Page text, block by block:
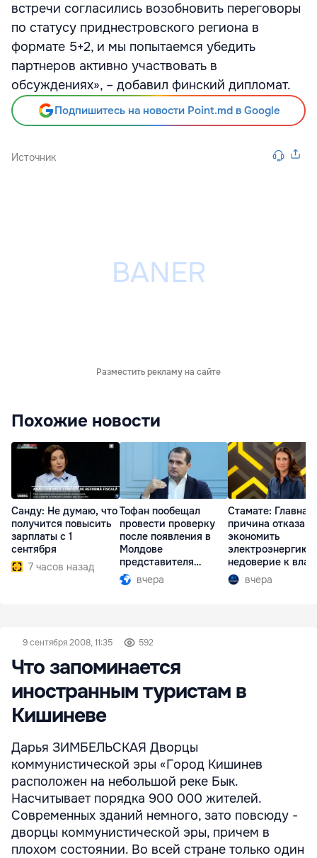
встречи согласились возобновить переговоры
по статусу приднестровского региона в
формате 5+2, и мы попытаемся убедить
партнеров активно участвовать в
обсуждениях», – добавил финский дипломат.
Подпишитесь на новости Point.md в Google
Источник
Разместить рекламу на сайте
Похожие новости
Санду: Не думаю, что
получится повысить
зарплаты с 1
сентября
7 часов назад
Тофан пообещал
провести проверку
после появления в
Молдове
представителя
Южной Осетии
вчера
Стамате: Главная
причина отказа
экономить
электроэнергию
недоверие к
вчера
9 сентября 2008, 11:35 592
Что запоминается
иностранным туристам в
Кишиневе
Дарья ЗИМБЕЛЬСКАЯ Дворцы
коммунистической эры «Город Кишинев
расположен на небольшой реке Бык.
Насчитывает порядка 900 000 жителей.
Современных зданий немного, зато повсюду -
дворцы коммунистической эры, причем в
плохом состоянии. Во всей стране только один